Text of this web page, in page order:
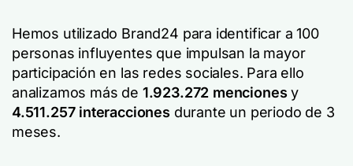
Hemos utilizado Brand24 para identificar a 100
personas influyentes que impulsan la mayor
participación en las redes sociales. Para ello
analizamos más de 1.923.272 menciones y
4.511.257 interacciones durante un periodo de 3
meses.